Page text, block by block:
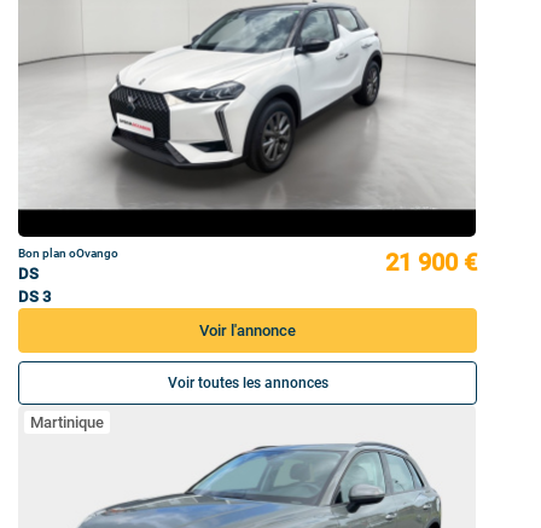
Bon plan oOvango
DS
DS 3
21 900 €
Voir l'annonce
Voir toutes les annonces
Martinique